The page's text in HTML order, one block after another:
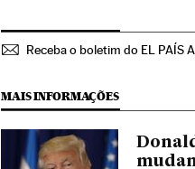
Receba o boletim do EL PAÍS
MAIS INFORMAÇÕES